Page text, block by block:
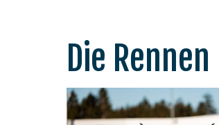
Die Rennen